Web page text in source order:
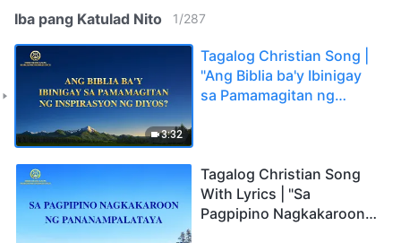
Iba pang Katulad Nito 1/287
3:32
Tagalog Christian Song |
"Ang Biblia ba'y Ibinigay
sa Pamamagitan ng
Tagalog Christian Song
With Lyrics | "Sa
Pagpipino Nagkakaroon